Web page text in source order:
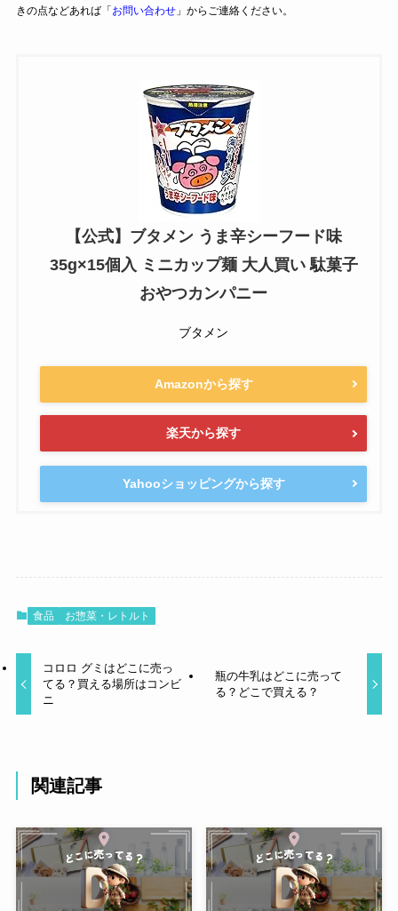
きの点などあれば「お問い合わせ」からご連絡ください。
【公式】ブタメン うま辛シーフード味
35g×15個入 ミニカップ麺 大人買い 駄菓子
おやつカンパニー
ブタメン
Amazonから探す
楽天から探す
Yahooショッピングから探す
食品 お惣菜・レトルト
コロロ グミはどこに売っ
てる？買える場所はコンビ
ニ
瓶の牛乳はどこに売って
る？どこで買える？
関連記事